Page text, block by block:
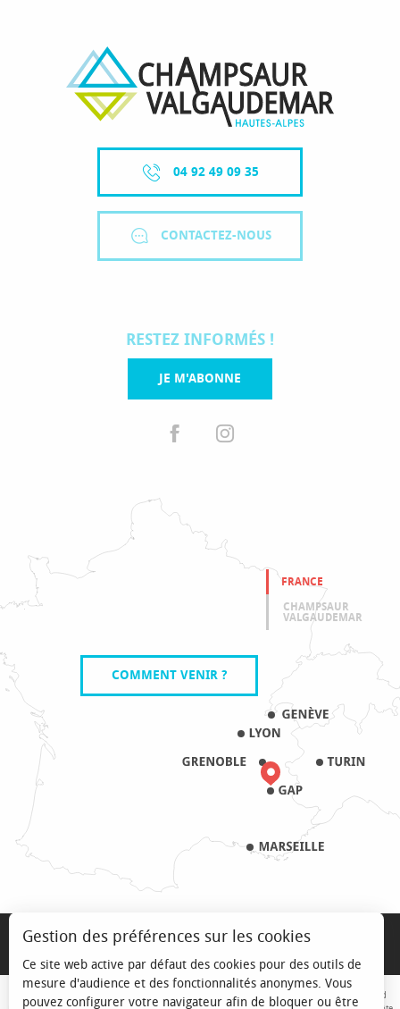
04 92 49 09 35
CONTACTEZ-NOUS
RESTEZ INFORMÉS !
JE M'ABONNE
FRANCE
CHAMPSAUR
VALGAUDEMAR
COMMENT VENIR ?
MENTIONS LÉGALES
PRO & PRESSE
Avec le concours de l'Union Européenne. L'Europe s'engage sur le Massif Alpin avec le fond
Gestion des préférences sur les cookies
Ce site web active par défaut des cookies pour des outils de
mesure d'audience et des fonctionnalités anonymes. Vous
pouvez configurer votre navigateur afin de bloquer ou être